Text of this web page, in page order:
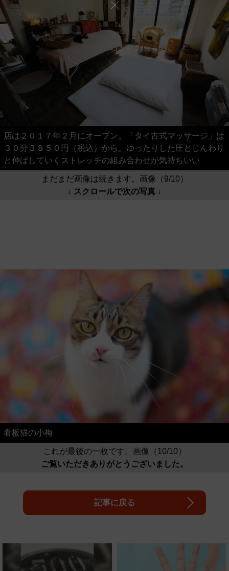
店は２０１７年２月にオープン。「タイ古式マッサージ」は
３０分３８５０円（税込）から。ゆったりした圧とじんわり
と伸ばしていくストレッチの組み合わせが気持ちいい
まだまだ画像は続きます。画像（9/10）
↓ スクロールで次の写真 ↓
看板猫の小梅
これが最後の一枚です。画像（10/10）
ご覧いただきありがとうございました。
記事に戻る